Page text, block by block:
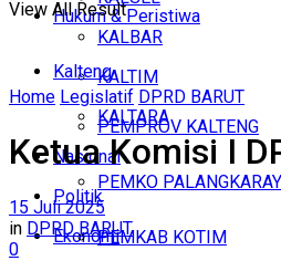
KALBAR
KALTIM
KALTARA
Nasional
Politik
Ekonomi
Hukum & Peristiwa
Kalteng
PEMPROV KALTENG
PEMKO
PEMKAB KOTIM
View All Result
Home Legislatif DPRD BARUT
Ketua Komisi I
15 Juli 2025
in DPRD BARUT
0